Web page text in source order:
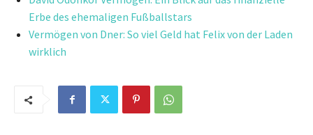
Erbe des ehemaligen Fußballstars
Vermögen von Dner: So viel Geld hat Felix von der Laden
wirklich